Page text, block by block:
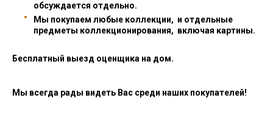
обсуждается отдельно.
Мы покупаем любые коллекции, и отдельные
предметы коллекционирования, включая картины.
Бесплатный выезд оценщика на дом.
Мы всегда рады видеть Вас среди наших покупателей!